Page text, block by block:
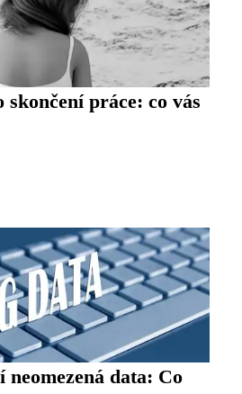
skončení práce: co vás
data: Co